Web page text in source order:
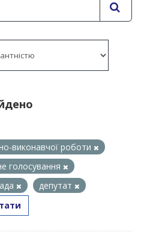
виконавчої роботи
голосування
депутат